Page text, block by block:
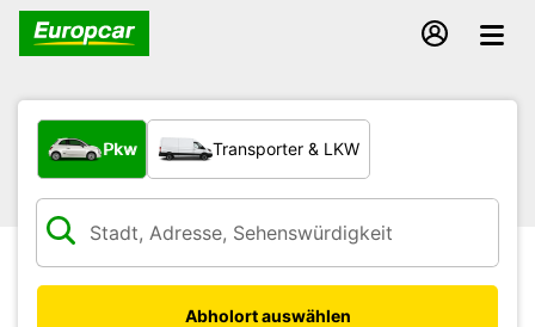
Welche Art von Fahrzeug?
Pkw Transporter & LKW
Abholort auswählen